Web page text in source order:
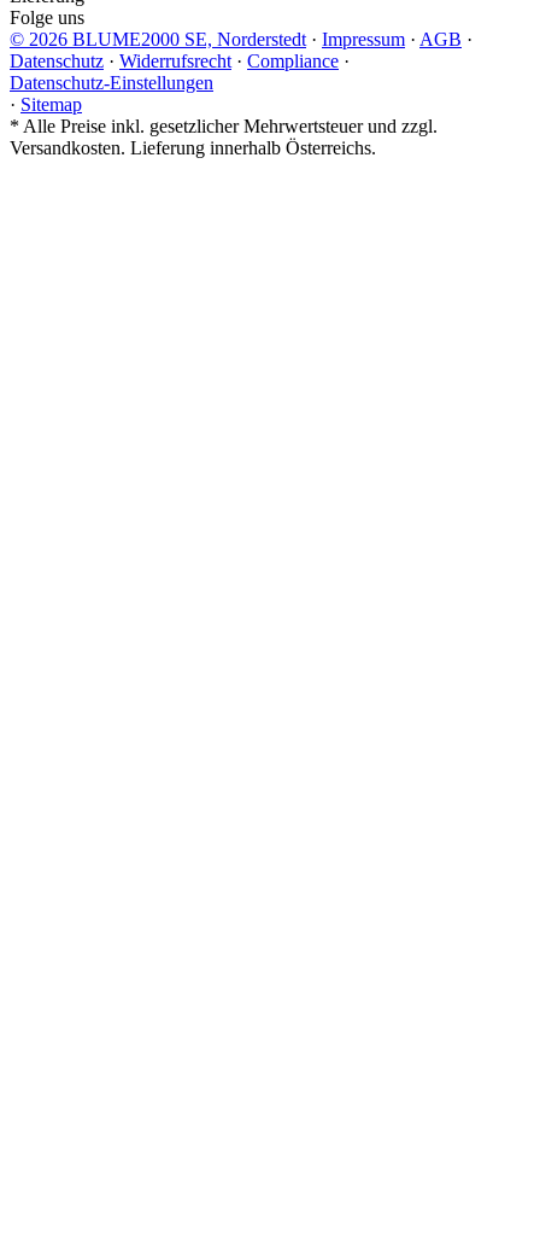
Folge uns
© 2026 BLUME2000 SE, Norderstedt · Impressum · AGB ·
Datenschutz · Widerrufsrecht · Compliance ·
Datenschutz-Einstellungen
· Sitemap
* Alle Preise inkl. gesetzlicher Mehrwertsteuer und zzgl.
Versandkosten. Lieferung innerhalb Österreichs.